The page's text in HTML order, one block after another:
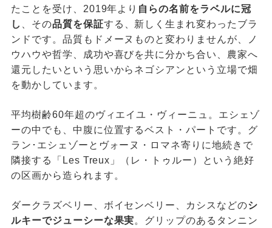
たことを受け、2019年より 自らの名前をラベルに冠
し
、その品質を保証する、新しく生まれ変わったブラ
ンドです。品質もドメーヌものと変わりませんが、ノ
ウハウや哲学、成功や喜びを共に分かち合い、農家へ
還元したいという思いからネゴシアンという立場で畑
を動かしています。
平均樹齢60年超のヴィエイユ・ヴィーニュ。エシェゾ
ーの中でも、中腹に位置するベスト・パートです。グ
ラン･エシェゾーとヴォーヌ・ロマネ寄りに地続きで
隣接する「Les Treux」（レ・トゥルー）という絶好
の区画から造られます。
ダークラズベリー、ボイセンベリー、カシスなどのシ
ルキーでジューシーな果実。グリップのあるタンニン